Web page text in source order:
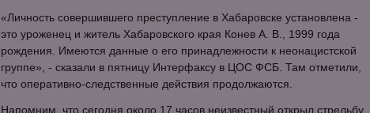
«Личность совершившего преступление в Хабаровске установлена -
это уроженец и житель Хабаровского края Конев А. В., 1999 года
рождения. Имеются данные о его принадлежности к неонацистской
группе», - сказали в пятницу Интерфаксу в ЦОС ФСБ. Там отметили,
что оперативно-следственные действия продолжаются.
Напомним, что сегодня около 17 часов неизвестный открыл стрельбу